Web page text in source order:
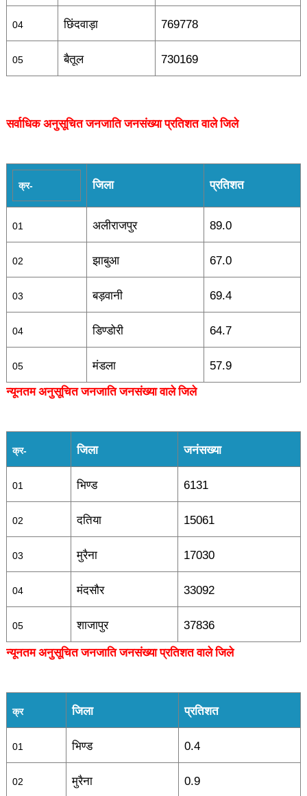
04 छिंदवाड़ा 769778
05 बैतूल 730169
सर्वाधिक अनुसूचित जनजाति जनसंख्या प्रतिशत वाले जिले
क्र- जिला प्रतिशत
01 अलीराजपुर 89.0
02 झाबुआ 67.0
03 बड़वानी 69.4
04 डिण्डोरी 64.7
05 मंडला 57.9
न्यूनतम अनुसूचित जनजाति जनसंख्या वाले जिले
क्र- जिला जनंसख्या
01 भिण्ड 6131
02 दतिया 15061
03 मुरैना 17030
04 मंदसौर 33092
05 शाजापुर 37836
न्यूनतम अनुसूचित जनजाति जनसंख्या प्रतिशत वाले जिले
क्र जिला प्रतिशत
01 भिण्ड 0.4
02 मुरैना 0.9